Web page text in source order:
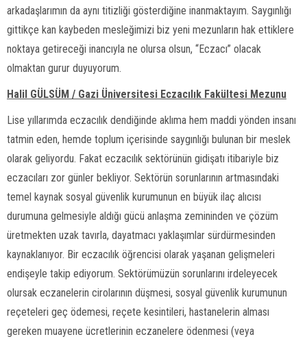
arkadaşlarımın da aynı titizliği gösterdiğine inanmaktayım. Saygınlığı
gittikçe kan kaybeden mesleğimizi biz yeni mezunların hak ettiklere
noktaya getireceği inancıyla ne olursa olsun, “Eczacı” olacak
olmaktan gurur duyuyorum.
Halil GÜLSÜM / Gazi Üniversitesi Eczacılık Fakültesi Mezunu
Lise yıllarımda eczacılık dendiğinde aklıma hem maddi yönden insanı
tatmin eden, hemde toplum içerisinde saygınlığı bulunan bir meslek
olarak geliyordu. Fakat eczacılık sektörünün gidişatı itibariyle biz
eczacıları zor günler bekliyor. Sektörün sorunlarının artmasındaki
temel kaynak sosyal güvenlik kurumunun en büyük ilaç alıcısı
durumuna gelmesiyle aldığı gücü anlaşma zemininden ve çözüm
üretmekten uzak tavırla, dayatmacı yaklaşımlar sürdürmesinden
kaynaklanıyor. Bir eczacılık öğrencisi olarak yaşanan gelişmeleri
endişeyle takip ediyorum. Sektörümüzün sorunlarını irdeleyecek
olursak eczanelerin cirolarının düşmesi, sosyal güvenlik kurumunun
reçeteleri geç ödemesi, reçete kesintileri, hastanelerin alması
gereken muayene ücretlerinin eczanelere ödenmesi (veya